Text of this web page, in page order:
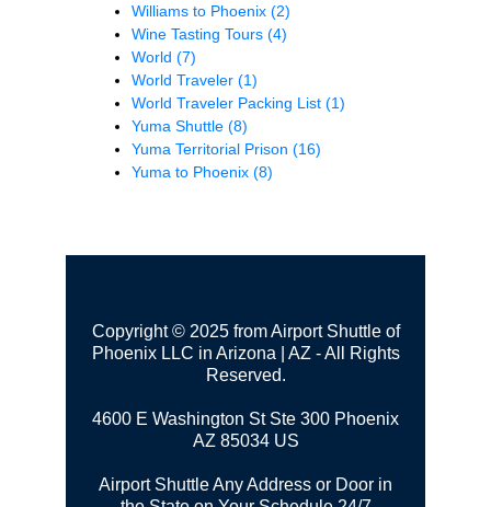
Williams to Phoenix (2)
Wine Tasting Tours (4)
World (7)
World Traveler (1)
World Traveler Packing List (1)
Yuma Shuttle (8)
Yuma Territorial Prison (16)
Yuma to Phoenix (8)
Copyright © 2025 from Airport Shuttle of
Phoenix LLC in Arizona | AZ - All Rights
Reserved.
4600 E Washington St Ste 300 Phoenix
AZ 85034 US
Airport Shuttle Any Address or Door in